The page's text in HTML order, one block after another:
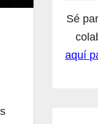
Sé
aquí